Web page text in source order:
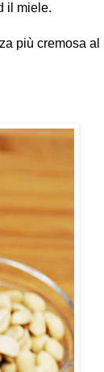
il miele.
più cremosa al